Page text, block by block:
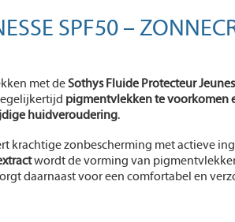
SPF50 –
met deSothys Fluide Protecteur
pigmentvlekken te voorkomen
huidveroudering.
krachtige zonbescherming met actieve
wordt de vorming van
daarnaast voor een comfortabel en